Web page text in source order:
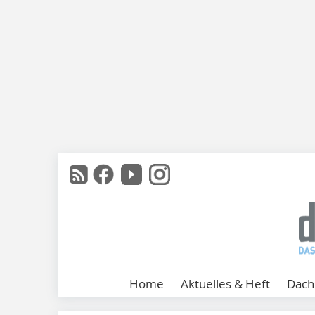
Home Aktuelles & Heft Dach